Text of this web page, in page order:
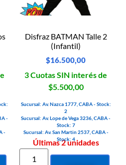
-
-
Disfraz BATMAN Talle 2
(Infantil)
$16.500,00
3 Cuotas SIN interés de
$5.500,00
Sucursal: Av. Nazca 1777, CABA - Stock:
2
Sucursal: Av. Lope de Vega 3236, CABA -
Stock: 7
Sucursal: Av. San Martin 2537, CABA -
Stock: 4
Últimas 2 unidades